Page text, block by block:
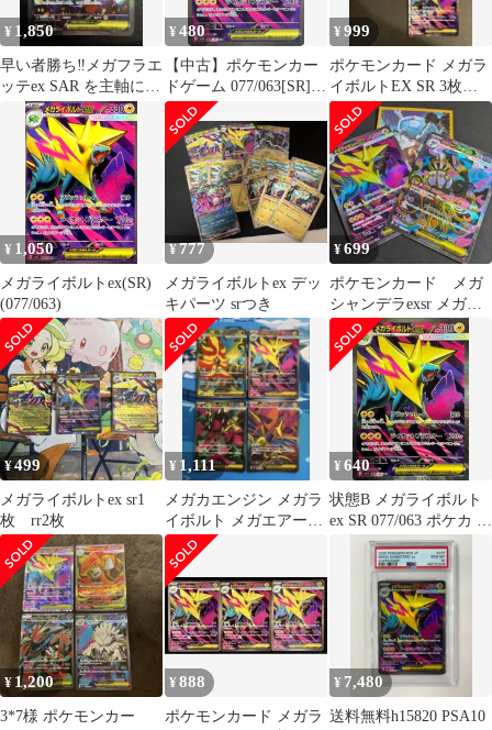
¥ 1,850
早い者勝ち‼︎メガフラエ
ッテex SAR を主軸にし
たメガポケモンまとめ
売りセット
¥480
【中古】ポケモンカー
ドゲーム 077/063[SR]：
(キラ)メガライボルト
ex
¥999
ポケモンカード メガラ
イボルトEX SR 3枚セ
ット
¥ 1,050
メガライボルトex(SR)
(077/063)
¥777
メガライボルトex デッ
キパーツ srつき
¥699
ポケモンカード メガ
シャンデラexsr メガラ
イボルトexsr m1S
¥499
メガライボルトex sr1
枚 rr2枚
¥ 1,111
メガカエンジン メガラ
イボルト メガエアーム
ド メガクチートSR ４
枚セット
¥640
状態B メガライボルト
ex SR 077/063 ポケカ ポ
ケモン ポケモンカード
¥ 1,200
3*7様 ポケモンカー
¥888
ポケモンカード メガラ
¥ 7,480
送料無料h15820 PSA10